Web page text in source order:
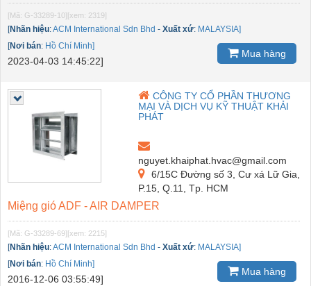
[Mã: G-33289-10][xem: 2319]
[Nhãn hiệu:ACM International Sdn Bhd - Xuất xứ: MALAYSIA]
[Nơi bán: Hồ Chí Minh]
2023-04-03 14:45:22]
Mua hàng
CÔNG TY CỔ PHẦN THƯƠNG
MẠI VÀ DỊCH VỤ KỸ THUẬT KHẢI
PHÁT
nguyet.khaiphat.hvac@gmail.com
6/15C Đường số 3, Cư xá Lữ Gia,
P.15, Q.11, Tp. HCM
Miệng gió ADF - AIR DAMPER
[Mã: G-33289-69][xem: 2215]
[Nhãn hiệu:ACM International Sdn Bhd - Xuất xứ: MALAYSIA]
[Nơi bán: Hồ Chí Minh]
2016-12-06 03:55:49]
Mua hàng